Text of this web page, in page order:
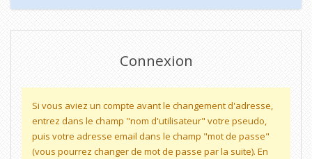
Connexion
Si vous aviez un compte avant le changement d'adresse,
entrez dans le champ "nom d'utilisateur" votre pseudo,
puis votre adresse email dans le champ "mot de passe"
(vous pourrez changer de mot de passe par la suite). En